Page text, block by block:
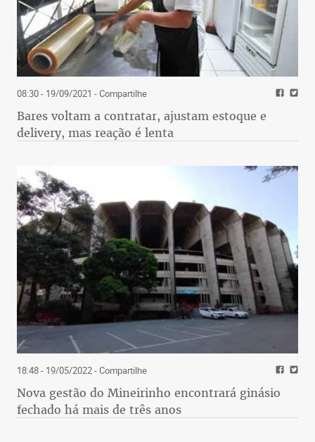
08:30 - 19/09/2021 - Compartilhe
Bares voltam a contratar, ajustam estoque e
delivery, mas reação é lenta
18:48 - 19/05/2022- Compartilhe
Nova gestão do Mineirinho encontrará ginásio
fechado há mais de três anos